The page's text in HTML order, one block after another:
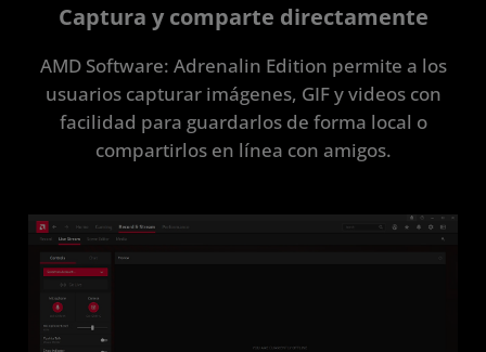
Captura y comparte directamente
AMD Software: Adrenalin Edition permite a los
usuarios capturar imágenes, GIF y videos con
facilidad para guardarlos de forma local o
compartirlos en línea con amigos.